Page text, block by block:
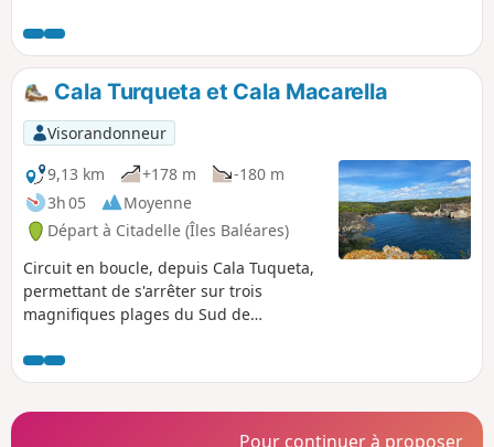
du paysage, associée aux couleurs de la
mer, rend le parcours magnifique.
Cala Turqueta et Cala Macarella
Visorandonneur
9,13 km
+178 m
-180 m
3h 05
Moyenne
Départ à Citadelle (Îles Baléares)
Circuit en boucle, depuis Cala Tuqueta,
permettant de s'arrêter sur trois
magnifiques plages du Sud de
Macarella. Une randonnée sans
difficulté particulière mais qui demande
de l'attention pour les parties en dehors
Pour continuer à proposer